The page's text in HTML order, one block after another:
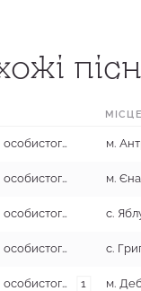
МІСЦЕ
Пісні з особистого та родинного життя
Пісні з особистого та родинного життя м.
Пісні з особистого та родинного життя
Пісні з особистого та родинного життя
Пісні з особистого та родинного життя 1